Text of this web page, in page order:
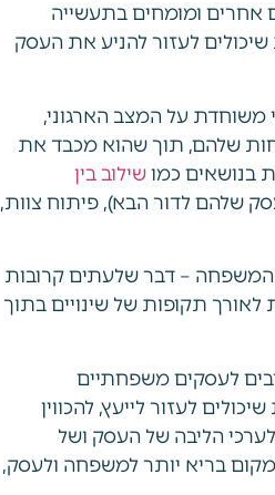
אחרים ומומחים בתעשייה
לעזור להניע את העסק
משוחדת על המצב הארגוני,
שלהם, תוך שהוא מכבד את
בנושאים כמושילוב בין
שלהם לדור הבא), פיתוח צוות,
המשפחה – דבר שלעתים קרובות
תקופות של שינויים בתוך
לעסקים משפחתיים
לעזור לייעץ, להכווין
הליבה של העסק ושל
בריא יותר למשפחה ולעסק,